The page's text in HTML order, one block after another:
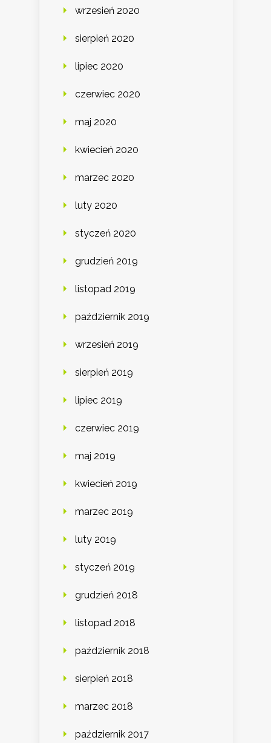
wrzesień 2020
sierpień 2020
lipiec 2020
czerwiec 2020
maj 2020
kwiecień 2020
marzec 2020
luty 2020
styczeń 2020
grudzień 2019
listopad 2019
październik 2019
wrzesień 2019
sierpień 2019
lipiec 2019
czerwiec 2019
maj 2019
kwiecień 2019
marzec 2019
luty 2019
styczeń 2019
grudzień 2018
listopad 2018
październik 2018
sierpień 2018
marzec 2018
październik 2017